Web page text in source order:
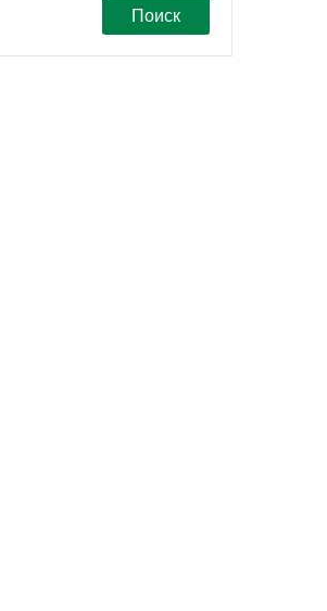
Поиск